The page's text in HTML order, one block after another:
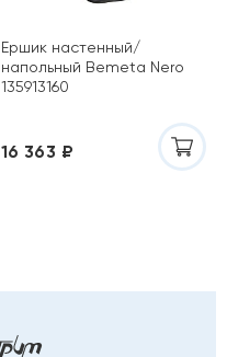
Ершик настенный/
напольный Bemeta Nero
135913160
16 363 ₽